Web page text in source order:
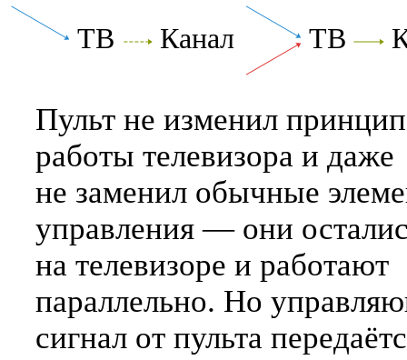
ТВ Канал ТВ
Пульт не изменил принцип
работы телевизора и даже
не заменил обычные
управления — они
на телевизоре и работают
параллельно. Но
сигнал от пульта